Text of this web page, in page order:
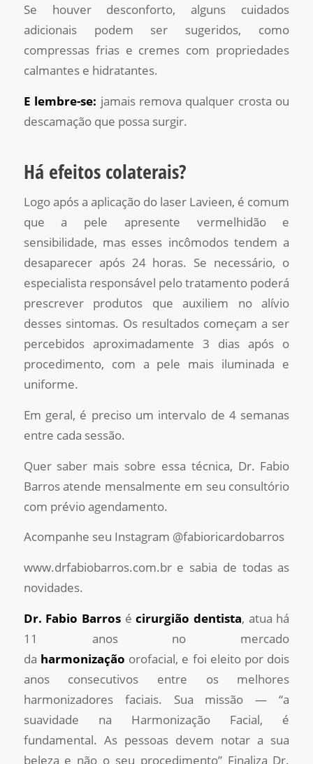
Se houver desconforto, alguns cuidados
adicionais podem ser sugeridos, como
compressas frias e cremes com propriedades
calmantes e hidratantes.
E lembre-se: jamais remova qualquer crosta ou
descamação que possa surgir.
Há efeitos colaterais?
Logo após a aplicação do laser Lavieen, é comum
que a pele apresente vermelhidão e
sensibilidade, mas esses incômodos tendem a
desaparecer após 24 horas. Se necessário, o
especialista responsável pelo tratamento poderá
prescrever produtos que auxiliem no alívio
desses sintomas. Os resultados começam a ser
percebidos aproximadamente 3 dias após o
procedimento, com a pele mais iluminada e
uniforme.
Em geral, é preciso um intervalo de 4 semanas
entre cada sessão.
Quer saber mais sobre essa técnica, Dr. Fabio
Barros atende mensalmente em seu consultório
com prévio agendamento.
Acompanhe seu Instagram @fabioricardobarros
www.drfabiobarros.com.br e sabia de todas as
novidades.
Dr. Fabio Barrosécirurgião dentista, atua há
11 anos no mercado
da harmonização orofacial, e foi eleito por dois
anos consecutivos entre os melhores
harmonizadores faciais. Sua missão — “a
suavidade na Harmonização Facial, é
fundamental. As pessoas devem notar a sua
beleza e não o seu procedimento” Finaliza Dr.